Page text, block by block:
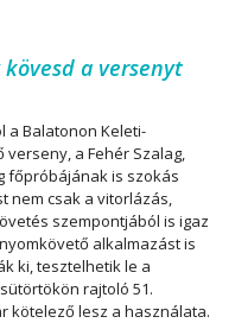
kövesd a versenyt
a Balatonon Keleti-
a Fehér Szalag,
főpróbájának is szokás
nem csak a vitorlázás,
szempontjából is igaz
alkalmazást is
ki, tesztelhetik le a
rajtoló 51.
kötelező lesz a használata.